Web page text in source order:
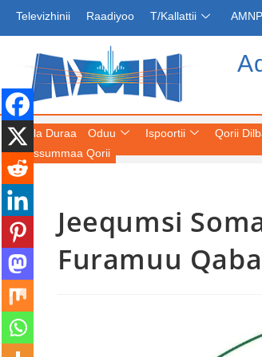
Televizhinii Raadiyoo T/Kallattii
Fuula Duraa Oduu Ispoortii Qorii
Keessummaa Qorii
Jeequmsi
Furamuu